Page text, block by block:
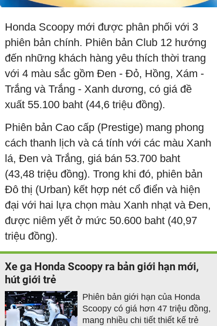
Honda Scoopy mới được phân phối với 3
phiên bản chính. Phiên bản Club 12 hướng
đến những khách hàng yêu thích thời trang
với 4 màu sắc gồm Đen - Đỏ, Hồng, Xám -
Trắng và Trắng - Xanh dương, có giá đề
xuất 55.100 baht (44,6 triệu đồng).
Phiên bản Cao cấp (Prestige) mang phong
cách thanh lịch và cá tính với các màu Xanh
lá, Đen và Trắng, giá bán 53.700 baht
(43,48 triệu đồng). Trong khi đó, phiên bản
Đô thị (Urban) kết hợp nét cổ điển và hiện
đại với hai lựa chọn màu Xanh nhạt và Đen,
được niêm yết ở mức 50.600 baht (40,97
triệu đồng).
Xe ga Honda Scoopy ra bản giới hạn mới,
hút giới trẻ
Phiên bản giới hạn của Honda
Scoopy có giá hơn 47 triệu đồng,
mang nhiều chi tiết thiết kế trẻ